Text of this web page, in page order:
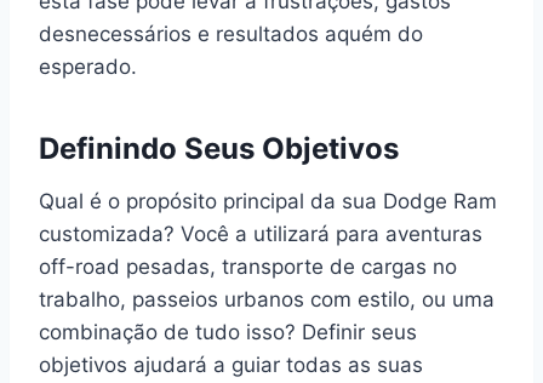
desnecessários e resultados aquém do
esperado.
Definindo Seus Objetivos
Qual é o propósito principal da sua Dodge Ram
customizada? Você a utilizará para aventuras
off-road pesadas, transporte de cargas no
trabalho, passeios urbanos com estilo, ou uma
combinação de tudo isso? Definir seus
objetivos ajudará a guiar todas as suas